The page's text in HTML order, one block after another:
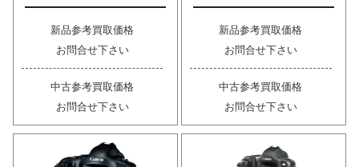
新品参考買取価格
お問合せ下さい
中古参考買取価格
お問合せ下さい
新品参考買取価格
お問合せ下さい
中古参考買取価格
お問合せ下さい